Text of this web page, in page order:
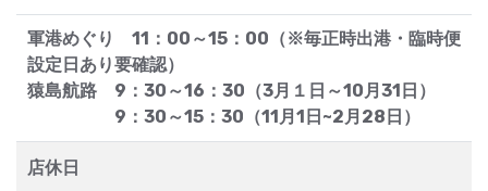
軍港めぐり 11：00～15：00（※毎正時出港・臨時便
設定日あり要確認）
猿島航路 9：30～16：30（3月１日～10月31日）
9：30～15：30（11月1日~2月28日）
店休日